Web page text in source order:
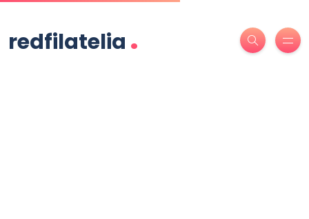
redfilatelia .